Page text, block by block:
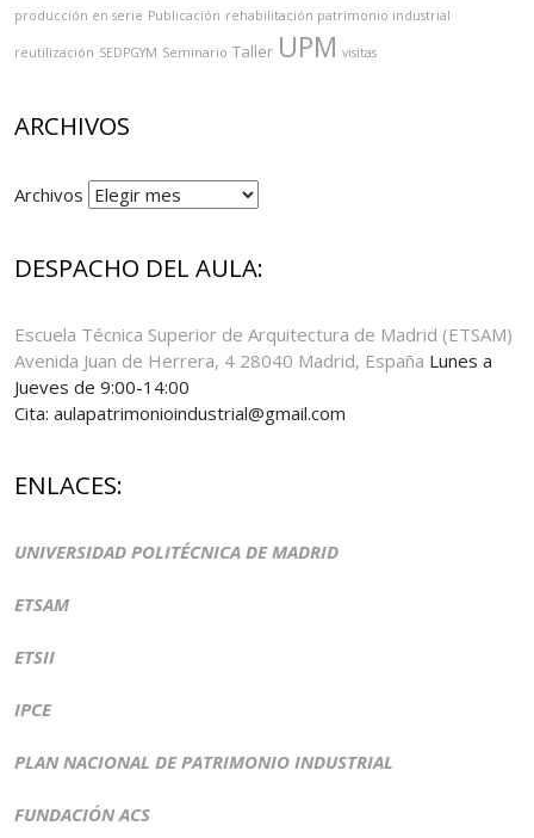
producción en serie Publicación rehabilitación patrimonio industrial
reutilización SEDPGYM Seminario Taller UPM visitas
ARCHIVOS
Archivos
DESPACHO DEL AULA:
Escuela Técnica Superior de Arquitectura de Madrid (ETSAM)
Avenida Juan de Herrera, 4 28040 Madrid, España Lunes a
Jueves de 9:00-14:00
Cita: aulapatrimonioindustrial@gmail.com
ENLACES:
UNIVERSIDAD POLITÉCNICA DE MADRID
ETSAM
ETSII
IPCE
PLAN NACIONAL DE PATRIMONIO INDUSTRIAL
FUNDACIÓN ACS